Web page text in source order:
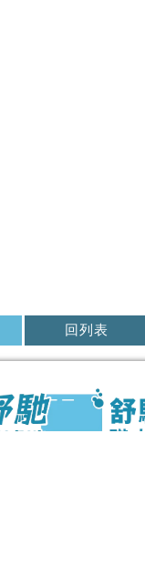
回列表